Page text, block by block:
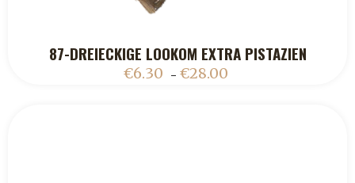
ADD TO CART
87-DREIECKIGE LOOKOM EXTRA PISTAZIEN
€6.30 – €28.00